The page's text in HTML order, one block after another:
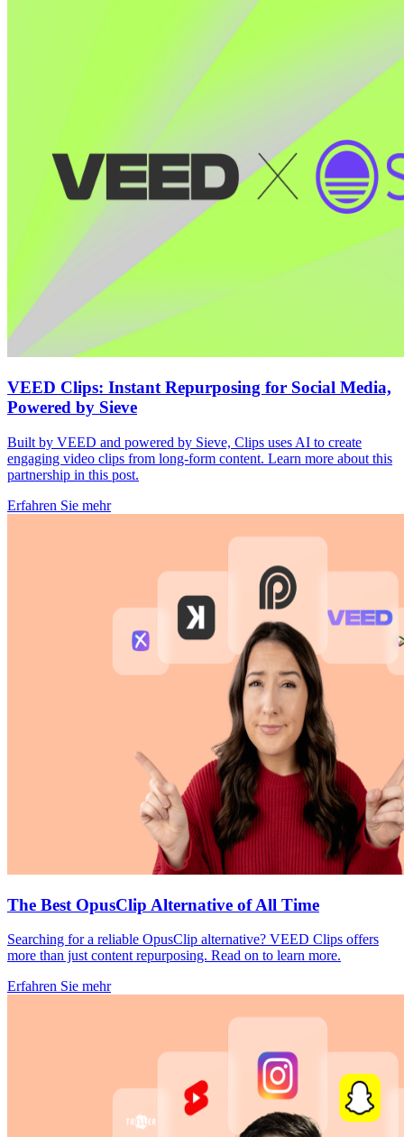
VEED Clips: Instant Repurposing for Social Media,
Powered by Sieve
Built by VEED and powered by Sieve, Clips uses AI to create
engaging video clips from long-form content. Learn more about this
partnership in this post.
Erfahren Sie mehr
The Best OpusClip Alternative of All Time
Searching for a reliable OpusClip alternative? VEED Clips offers
more than just content repurposing. Read on to learn more.
Erfahren Sie mehr